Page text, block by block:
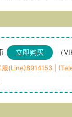
立即购买 （
服(Line)8914153 |